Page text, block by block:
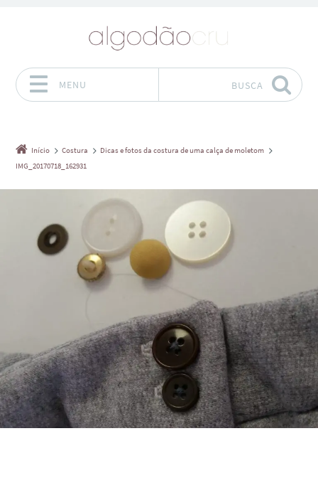
MENU BUSCA
Início Costura
Dicas e fotos da costura de uma calça de moletom
IMG_20170718_162931